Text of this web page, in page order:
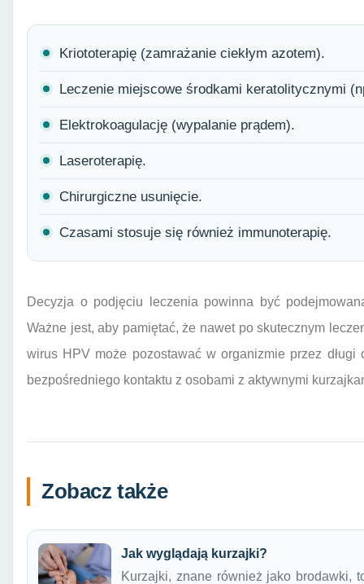
Kriototerapię (zamrażanie ciekłym azotem).
Leczenie miejscowe środkami keratolitycznymi
Elektrokoagulację (wypalanie prądem).
Laseroterapię.
Chirurgiczne usunięcie.
Czasami stosuje się również immunoterapię.
Decyzja o podjęciu leczenia powinna być
Ważne jest, aby pamiętać, że nawet po skutecznym
wirus HPV może pozostawać w organizmie przez
bezpośredniego kontaktu z osobami z aktywnymi
Zobacz także
Jak wyglądają kurzajki?
Kurzajki, znane również jako brodawki,